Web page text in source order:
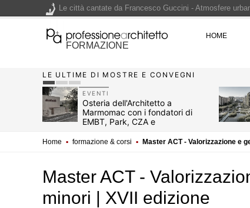
FORMAZIONE
HOME
LE ULTIME DI MOSTRE E CONVEGNI
EVENTI
Osteria dell'Architetto a
Marmomac con i fondatori di
EMBT, Park, CZA e
Home ▪ formazione & corsi ▪ Master ACT - Valorizzazione e
Master ACT -
minori | XVII edizione
Le città cantate da Francesco Guccini - Atmosfere
200 manifesti per i 200 anni di Carlo Collodi, creatore